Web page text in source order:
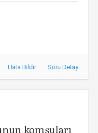
Hata Bildir Soru Detay
komşuları